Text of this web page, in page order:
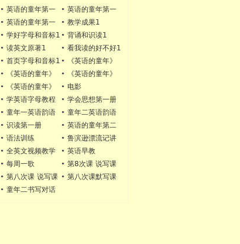
• 英语的童年第一
册1
• 英语的童年第一
册1
• 英语的童年第一
册默写视频
• 教学成果1
• 学好字母和音标1 • 背诵和识读1
• 读英文原著1 • 看我读的好不好1
• 首页字母和音标1 •
《英语的童年》
第一册学习动作
•
《英语的童年》
第一册做动作背诵
•
《英语的童年》
第二册学习动作
•
《英语的童年》
第二册做动作背诵
• 电影
• 学英语字母教程 • 学会思想第一册
• 童年一英语韵语 • 童年二英语韵语
• 识读第一册 • 英语的童年第二
册第六次课
• 语法训练 • 鲁滨逊漂流记讲
解
• 全英文视频教学 • 英语早教
• 每周一歌 • 第8次课 说写课
文A
• 第八次课 说写课
文B
• 第八次课默写课
• 童年二书写对话